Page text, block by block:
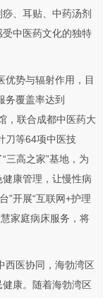
、耳贴、中药汤剂
受中医药文化的独特
优势与辐射作用，目
务覆盖率达到
，联合成都中医药大
刀等64项中医技
三高之家”基地，为
康管理，让慢性病
”开展“互联网+护理
家庭病床服务，将
西医协同，海勃湾区
健康。随着海勃湾区